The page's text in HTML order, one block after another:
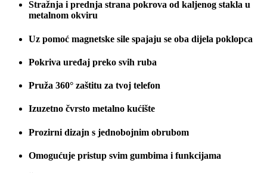
Stražnja i prednja strana pokrova od kaljenog stakla u
metalnom okviru
Uz pomoć magnetske sile spajaju se oba dijela poklopca
Pokriva uređaj preko svih ruba
Pruža 360° zaštitu za tvoj telefon
Izuzetno čvrsto metalno kućište
Prozirni dizajn s jednobojnim obrubom
Omogućuje pristup svim gumbima i funkcijama